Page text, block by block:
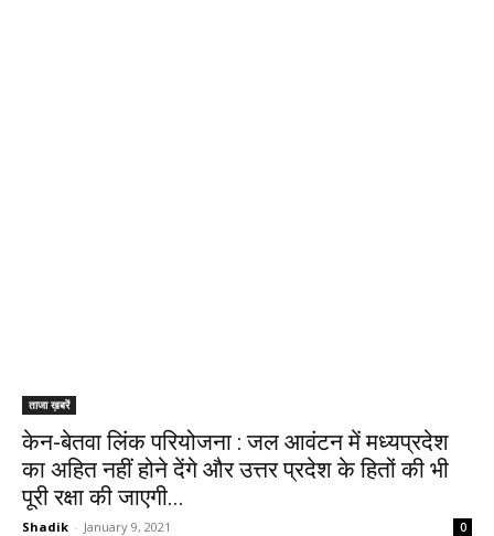
ताजा ख़बरें
केन-बेतवा लिंक परियोजना : जल आवंटन में मध्यप्रदेश
का अहित नहीं होने देंगे और उत्तर प्रदेश के हितों की भी
पूरी रक्षा की जाएगी...
Shadik - January 9, 2021 0